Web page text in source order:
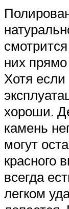
них
Хотя если
хороши.
камень
могут
красного
всегда
легком